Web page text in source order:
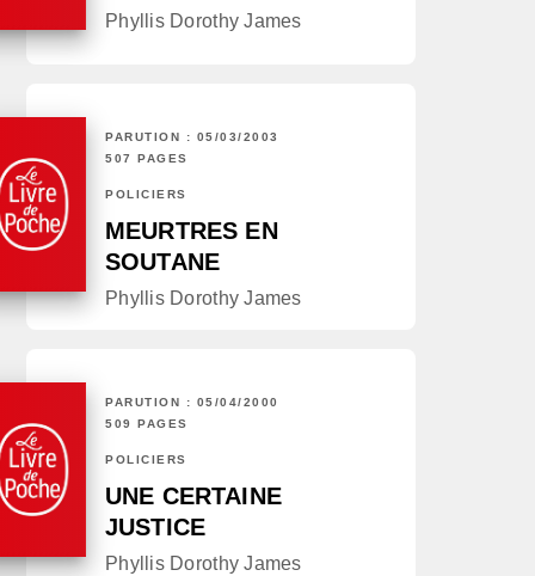
Phyllis Dorothy James
PARUTION : 05/03/2003
507 PAGES
POLICIERS
MEURTRES EN
SOUTANE
Phyllis Dorothy James
PARUTION : 05/04/2000
509 PAGES
POLICIERS
UNE CERTAINE
JUSTICE
Phyllis Dorothy James